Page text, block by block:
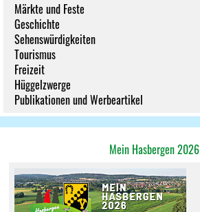
Märkte und Feste
Geschichte
Sehenswürdigkeiten
Tourismus
Freizeit
Hüggelzwerge
Publikationen und Werbeartikel
Mein Hasbergen 2026